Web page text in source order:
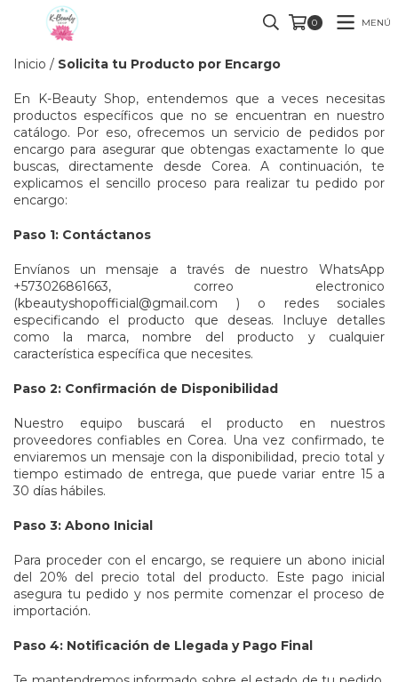
0 MENÚ
Inicio / Solicita tu Producto por Encargo
En K-Beauty Shop, entendemos que a veces necesitas
productos específicos que no se encuentran en nuestro
catálogo. Por eso, ofrecemos un servicio de pedidos por
encargo para asegurar que obtengas exactamente lo que
buscas, directamente desde Corea. A continuación, te
explicamos el sencillo proceso para realizar tu pedido por
encargo:
Paso 1: Contáctanos
Envíanos un mensaje a través de nuestro WhatsApp
+573026861663, correo electronico
(kbeautyshopofficial@gmail.com ) o redes sociales
especificando el producto que deseas. Incluye detalles
como la marca, nombre del producto y cualquier
característica específica que necesites.
Paso 2: Confirmación de Disponibilidad
Nuestro equipo buscará el producto en nuestros
proveedores confiables en Corea. Una vez confirmado, te
enviaremos un mensaje con la disponibilidad, precio total y
tiempo estimado de entrega, que puede variar entre 15 a
30 días hábiles.
Paso 3: Abono Inicial
Para proceder con el encargo, se requiere un abono inicial
del 20% del precio total del producto. Este pago inicial
asegura tu pedido y nos permite comenzar el proceso de
importación.
Paso 4: Notificación de Llegada y Pago Final